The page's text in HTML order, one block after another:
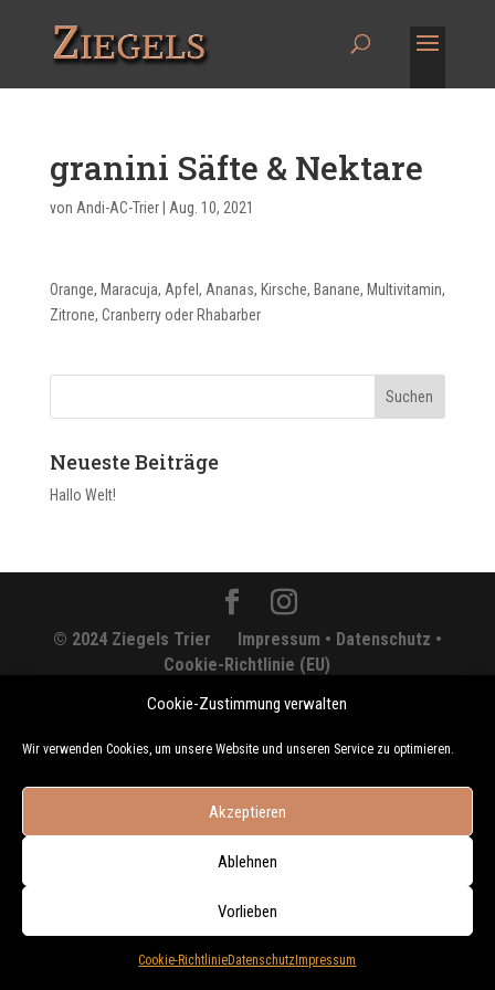
Cookie-Zustimmung verwalten
Wir verwenden Cookies, um unsere Website und unseren Service zu optimieren.
Akzeptieren
Ablehnen
Vorlieben
Cookie-RichtlinieDatenschutz Impressum
granini Säfte & Nektare
von Andi-AC-Trier| Aug. 10, 2021
Orange, Maracuja, Apfel, Ananas, Kirsche, Banane, Multivitamin,
Zitrone, Cranberry oder Rhabarber
Neueste Beiträge
Hallo Welt!
© 2024 Ziegels Trier Impressum • Datenschutz •
Cookie-Richtlinie (EU)